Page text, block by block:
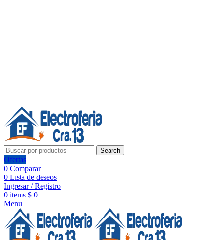
Search
Ofertas
0 Comparar
0 Lista de deseos
Ingresar / Registro
0 items $ 0
Menu